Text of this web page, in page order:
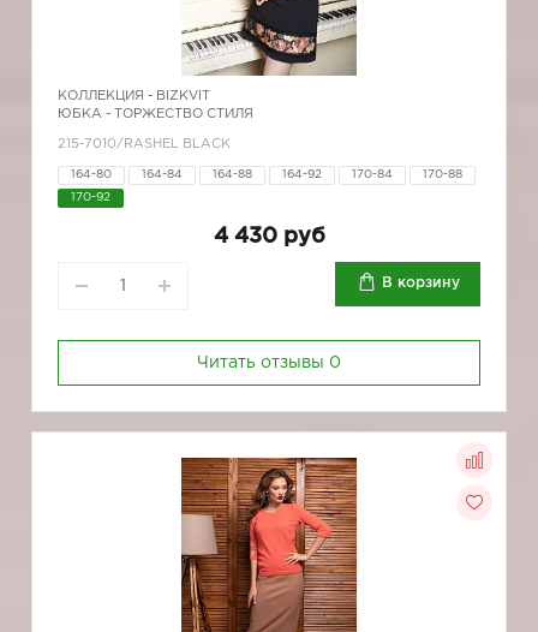
КОЛЛЕКЦИЯ - BIZKVIT
ЮБКА - ТОРЖЕСТВО СТИЛЯ
215-7010/RASHEL BLACK
164-80 164-84 164-88 164-92 170-84 170-88
170-92
4 430 руб
В корзину
Читать отзывы 0